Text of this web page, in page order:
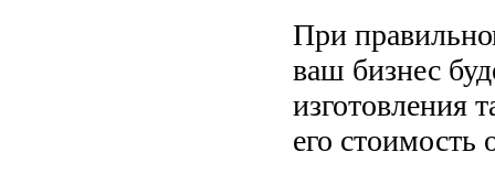
При
ваш бизнес
изготовления
его стоимость